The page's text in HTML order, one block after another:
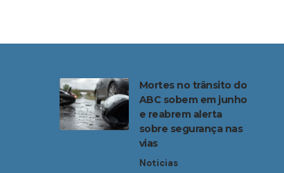
Mortes no trânsito do
ABC sobem em junho
e reabrem alerta
sobre segurança nas
vias
Noticias